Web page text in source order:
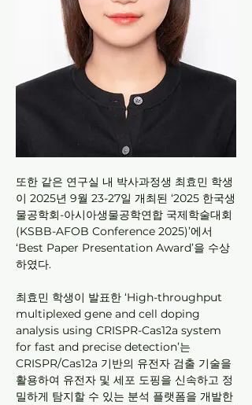
또한 같은 연구실 내 박사과정생 최효민 학생
이 2025년 9월 23-27일 개최된 ‘2025 한국생
물공학회-아시아생물공학연합 국제학술대회
(KSBB-AFOB Conference 2025)’에서
‘Best Paper Presentation Award’을 수상
하였다.
최효민 학생이 발표한 ‘High-throughput
multiplexed gene and cell doping
analysis using CRISPR-Cas12a system
for fast and precise detection’는
CRISPR/Cas12a 기반의 유전자 검출 기술을
활용하여 유전자 및 세포 도핑을 신속하고 정
밀하게 탐지할 수 있는 분석 플랫폼을 개발한